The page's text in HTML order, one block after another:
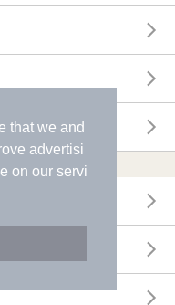
that we and
advertisi
on our servi